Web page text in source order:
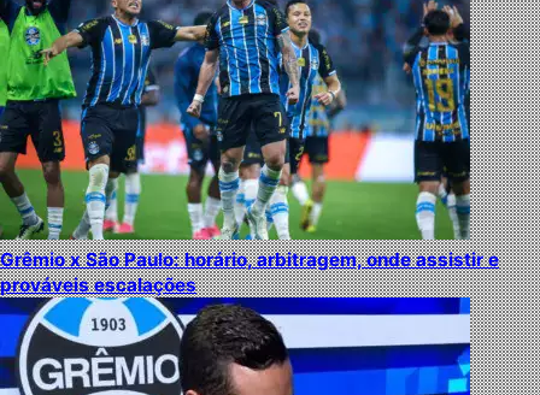
Grêmio x São Paulo: horário, arbitragem, onde assistir e
prováveis escalações